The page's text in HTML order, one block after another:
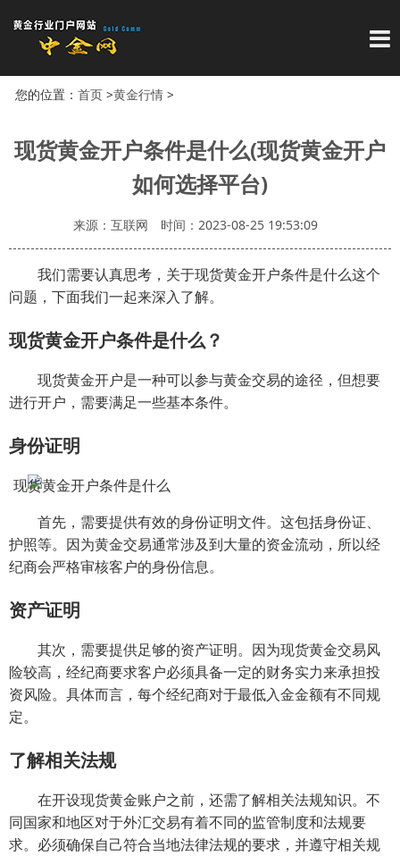
导
您的位置： 首页>黄金行情>
现货黄金开户条件是什么(现货黄金开户
如何选择平台)
来源：互联网 时间：2023-08-25 19:53:09
我们需要认真思考，关于现货黄金开户条件是什么这个
问题，下面我们一起来深入了解。
现货黄金开户条件是什么？
现货黄金开户是一种可以参与黄金交易的途径，但想要
进行开户，需要满足一些基本条件。
身份证明
首先，需要提供有效的身份证明文件。这包括身份证、
护照等。因为黄金交易通常涉及到大量的资金流动，所以经
纪商会严格审核客户的身份信息。
资产证明
其次，需要提供足够的资产证明。因为现货黄金交易风
险较高，经纪商要求客户必须具备一定的财务实力来承担投
资风险。具体而言，每个经纪商对于最低入金金额有不同规
定。
了解相关法规
在开设现货黄金账户之前，还需了解相关法规知识。不
同国家和地区对于外汇交易有着不同的监管制度和法规要
求。必须确保自己符合当地法律法规的要求，并遵守相关规